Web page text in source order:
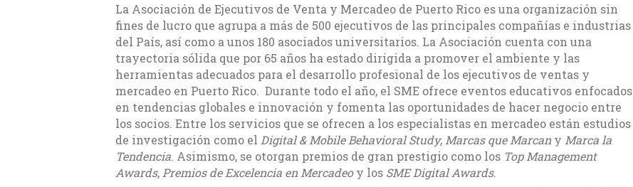
La Asociación de Ejecutivos de Venta y Mercadeo de Puerto Rico es una organización sin
fines de lucro que agrupa a más de 500 ejecutivos de las principales compañías e industrias
del País, así como a unos 180 asociados universitarios. La Asociación cuenta con una
trayectoria sólida que por 65 años ha estado dirigida a promover el ambiente y las
herramientas adecuados para el desarrollo profesional de los ejecutivos de ventas y
mercadeo en Puerto Rico. Durante todo el año, el SME ofrece eventos educativos enfocados
en tendencias globales e innovación y fomenta las oportunidades de hacer negocio entre
los socios. Entre los servicios que se ofrecen a los especialistas en mercadeo están estudios
de investigación como el Digital & Mobile Behavioral Study, Marcas que Marcany Marca la
Tendencia. Asimismo, se otorgan premios de gran prestigio como los Top Management
Awards, Premios de Excelencia en Mercadeoy los SME Digital Awards.